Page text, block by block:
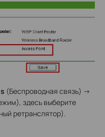
(Беспроводная связь) ->
здесь выберите
ретранслятор).